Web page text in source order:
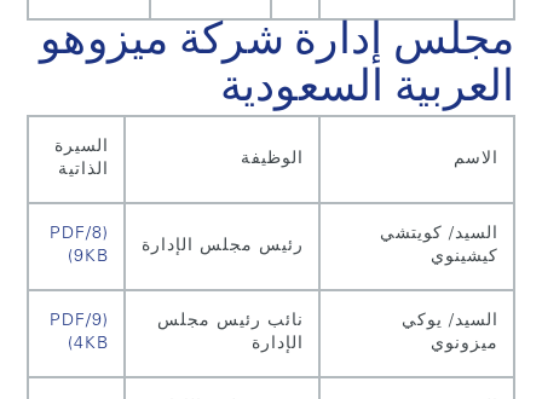
مجلس إدارة شركة ميزوهو
العربية السعودية
الاسم الوظيفة
السيرة
الذاتية
السيد/ كويتشي
كيشينوي
رئيس مجلس الإدارة
(PDF/8
9KB)
السيد/ يوكي
ميزونوي
نائب رئيس مجلس
الإدارة
(PDF/9
4KB)